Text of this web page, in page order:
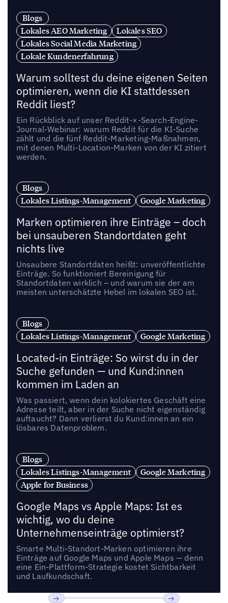
Blogs
Lokales AEO Marketing
Lokales SEO
Lokales Social Media Marketing
Lokale Kundenerfahrung
Warum solltest du deine eigenen Seiten
optimieren, wenn die KI stattdessen
Reddit liest?
Ein Rückblick auf unser Reddit-×-Search-Engine-
Journal-Webinar: warum Reddit für die KI-Suche
zählt und die fünf Reddit-Marketing-Maßnahmen,
mit denen Multi-Location-Marken von der KI zitiert
werden.
Blogs
Lokales Listings-Management
Google Marketing
Marken optimieren ihre Einträge – doch
bei unsauberen Standortdaten geht
nichts live
Unsaubere Standortdaten heißt: unveröffentlichte
Einträge. So funktioniert Bereinigung für
Standortdaten wirklich – und warum sie der am
meisten unterschätzte Hebel im lokalen SEO ist.
Blogs
Lokales Listings-Management
Google Marketing
Located-in Einträge: So wirst du in der
Suche gefunden — und Kund:innen
kommen im Laden an
Was passiert, wenn dein kolokiertes Geschäft eine
Adresse teilt, aber in der Suche nicht eigenständig
auftaucht? Dann verlierst du Kund:innen an ein
lösbares Datenproblem.
Blogs
Lokales Listings-Management
Google Marketing
Apple for Business
Google Maps vs Apple Maps: Ist es
wichtig, wo du deine
Unternehmenseinträge optimierst?
Smarte Multi-Standort-Marken optimieren ihre
Einträge auf Google Maps und Apple Maps — denn
eine Ein-Plattform-Strategie kostet Sichtbarkeit
und Laufkundschaft.